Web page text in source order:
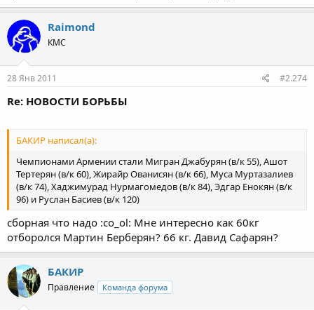
Raimond
КМС
28 Янв 2011 #2.274
Re: НОВОСТИ БОРЬБЫ
БАКИР написал(а):
Чемпионами Армении стали Мигран Джабурян (в/к 55), Ашот
Тертерян (в/к 60), Жирайр Ованисян (в/к 66), Муса Муртазалиев
(в/к 74), Хаджимурад Нурмагомедов (в/к 84), Эдгар Енокян (в/к
96) и Руслан Басиев (в/к 120)
сборная что надо :co_ol: Мне интересно как 60кг
отборолся Мартин Берберян? 66 кг. Давид Сафарян?
БАКИР
Правление Команда форума